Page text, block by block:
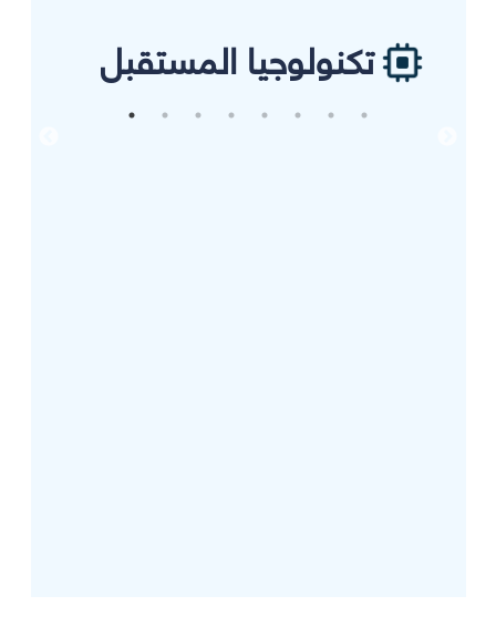
تكنولوجيا المستقبل